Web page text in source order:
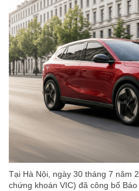
Tại Hà Nội, ngày 30 tháng 7 năm
chứng khoán VIC) đã công bố